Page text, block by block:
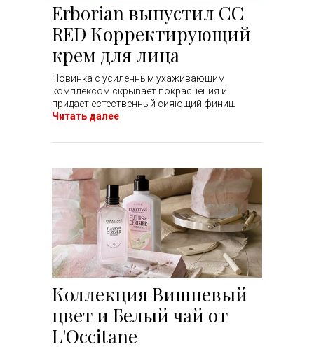
Erborian выпустил CC
RED Корректирующий
крем для лица
Новинка с усиленным ухаживающим
комплексом скрывает покраснения и
придает естественный сияющий финиш
Читать далее
Коллекция Вишневый
цвет и Белый чай от
L'Occitane